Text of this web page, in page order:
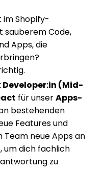
im Shopify-
sauberem Code,
Apps, die
(Mid-
für unserApps-
bestehenden
Features und
neue Apps an
um dich fachlich
zu